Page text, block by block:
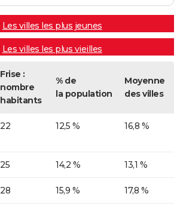
Les villes les plus jeunes
Les villes les plus vieilles
Frise :
nombre
habitants
% de
la population
Moyenne
des villes
22 12,5 % 16,8 %
25 14,2 % 13,1 %
28 15,9 % 17,8 %